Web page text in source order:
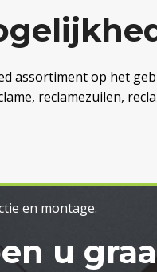
assortiment op het
reclamezuilen,
en montage.
u